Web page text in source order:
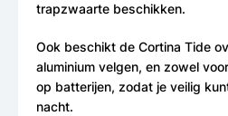
trapzwaarte beschikken.
Ook beschikt de Cortina Tide
aluminium velgen, en zowel
op batterijen, zodat je veilig
nacht.